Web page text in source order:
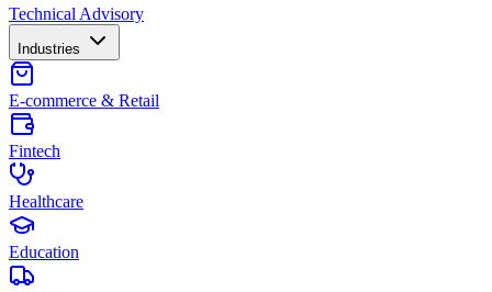
Technical Advisory
Industries
E-commerce & Retail
Fintech
Healthcare
Education